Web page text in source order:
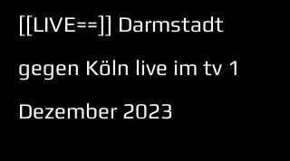
[[LIVE==]] Darmstadt
gegen Köln live im tv 1
Dezember 2023